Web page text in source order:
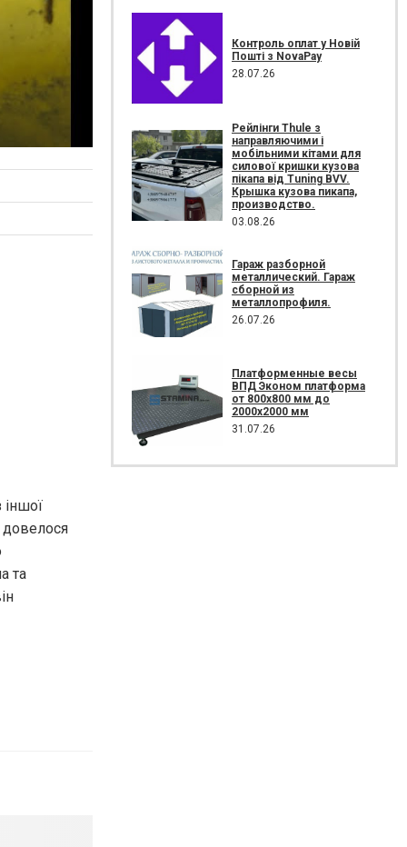
іншої
та
Контроль оплат у Новій
Пошті з NovaPay
28.07.26
Рейлінги Thule з
направляючими і
мобільними кітами для
силової кришки кузова
пікапа від Tuning BVV.
Крышка кузова пикапа,
производство.
03.08.26
Гараж разборной
металлический. Гараж
сборной из
металлопрофиля.
26.07.26
Платформенные весы
ВПД Эконом платформа
от 800х800 мм до
2000х2000 мм
31.07.26